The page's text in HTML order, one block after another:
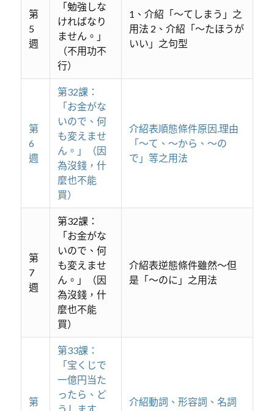
第
5
週
「勉強しな
ければなり
ません。」
（不用功不
行）
1、介紹「～てしまう」之
用法 2、介紹「～たほうが
いい」之句型
第
6
週
第32課：
「お金がな
いので、何
も変えませ
ん。」（因
為沒錢，什
麼也不能
買）
介紹表順態條件原因.理由
「～て、～から、～の
で」等之用法
第
7
週
第32課：
「お金がな
いので、何
も変えませ
ん。」（因
為沒錢，什
麼也不能
買）
介紹表逆態條件雖然～但
是「～のに」之用法
第
第33課：
「宝くじで
一億円当た
ったら、ど
介紹動詞、形容詞、名詞